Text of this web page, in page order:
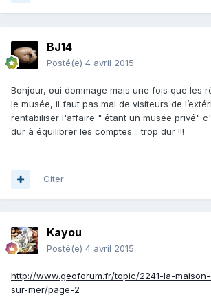
BJ14
Posté(e) 4 avril 2015
Bonjour, oui dommage mais une fois que les
le musée, il faut pas mal de visiteurs de
rentabiliser l'affaire " étant un musée privé"
dur à équilibrer les comptes... trop dur !!!
Citer
Kayou
Posté(e) 4 avril 2015
http://www.geoforum.fr/topic/2241-la-
sur-mer/page-2